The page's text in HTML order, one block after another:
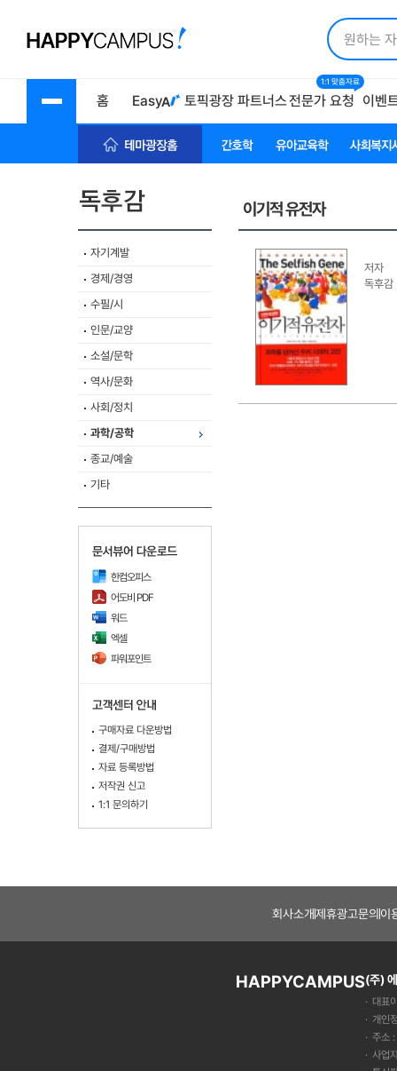
홈 Easy 토픽광장 파트너스전문가 요청
1:1 맞춤자료
이벤
테마광장 홈 간호학 유아교육학 사회복지
자기계발
경제/경영
수필/시
인문/교양
소설/문학
역사/문화
사회/정치
과학/공학
종교/예술
기타
한컴오피스
어도비 PDF
워드
엑셀
파워포인트
구매자료 다운방법
결제/구매방법
자료 등록방법
저작권 신고
1:1 문의하기
이기적 유전자
저자
독후감
회사소개제휴광고문의 이
HAPPYCAMPUS(주)
대표
개인
주소
사업